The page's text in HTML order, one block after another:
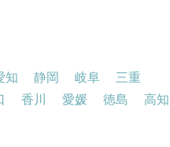
知 静岡 岐阜
三重
香川 愛媛 徳島 高知